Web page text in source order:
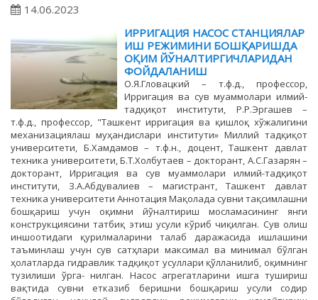
14.06.2023
ИРРИГАЦИЯ НАСОС СТАНЦИЯЛАР
ИШ РЕЖИМИНИ БОШҚАРИШДА
ОҚИМ ЙЎНАЛТИРГИЧЛАРИДАН
ФОЙДАЛАНИШ
О.Я.Гловацкий – т.ф.д., профессор,
Ирригация ва сув муаммолари илмий-
тадқиқот институти, Р.Р.Эргашев –
т.ф.д., профессор, "Ташкент ирригация ва қишлоқ хўжалигини
механизациялаш муҳандислари институти» Миллий тадқиқот
университети, Б.Хамдамов – т.ф.н., доцент, Ташкент давлат
техника университети, Б.Т.Холбутаев – докторант, А.С.Газарян –
докторант, Ирригация ва сув муаммолари илмий-тадқиқот
институти, З.А.Абдувалиев – магистрант, Ташкент давлат
техника университети Аннотация Мақолада сувни тақсимлашни
бошқариш учун оқимни йўналтириш мосламасининг янги
конструкциясини татбиқ этиш усули кўриб чиқилган. Сув олиш
иншоотидаги қурилмаларини талаб даражасида ишлашини
таъминлаш учун сув сатҳлари максимал ва минимал бўлган
ҳолатларда гидравлик тадқиқот усуллари қўлланилиб, оқимнинг
тузилиши ўрга- нилган. Насос агрегатларини ишга тушириш
вақтида сувни етказиб беришни бошқариш усули содир